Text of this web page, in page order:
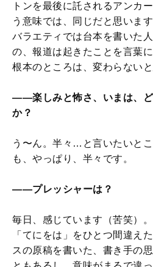
トンを最後に託されるアンカ
う意味では、同じだと思います
バラエティでは台本を書いた
の、報道は起きたことを言葉
根本のところは、変わらないと
――楽しみと怖さ、いまは、ど
か？
う〜ん。半々…と言いたいと
も、やっぱり、半々です。
――プレッシャーは？
毎日、感じています（苦笑）。
「てにをは」をひとつ間違え
スの原稿を書いた、書き手の